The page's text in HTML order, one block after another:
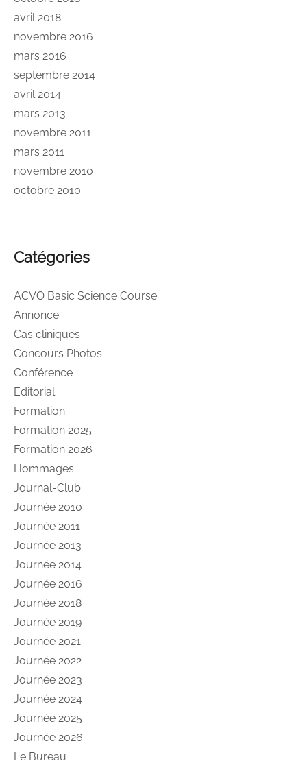
avril 2018
novembre 2016
mars 2016
septembre 2014
avril 2014
mars 2013
novembre 2011
mars 2011
novembre 2010
octobre 2010
Catégories
ACVO Basic Science Course
Annonce
Cas cliniques
Concours Photos
Conférence
Editorial
Formation
Formation 2025
Formation 2026
Hommages
Journal-Club
Journée 2010
Journée 2011
Journée 2013
Journée 2014
Journée 2016
Journée 2018
Journée 2019
Journée 2021
Journée 2022
Journée 2023
Journée 2024
Journée 2025
Journée 2026
Le Bureau